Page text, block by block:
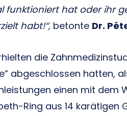
funktioniert hat oder ihr
habt!“, betonte Dr.
die
abgeschlossen hatten,
einen mit dem
Ring aus 14 karätigen